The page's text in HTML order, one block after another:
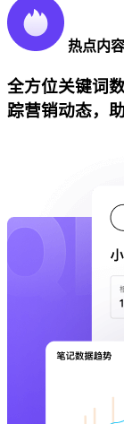
热点内
全方位关键词
踪营销动态，